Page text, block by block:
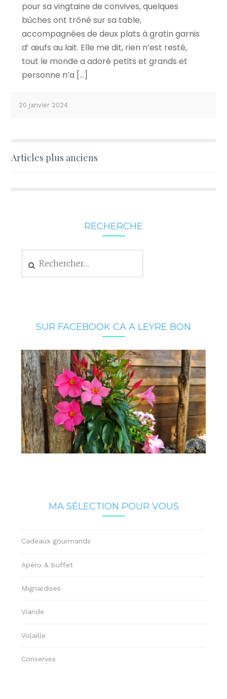
pour sa vingtaine de convives, quelques
bûches ont trôné sur sa table,
accompagnées de deux plats à gratin garnis
d’ œufs au lait. Elle me dit, rien n’est resté,
tout le monde a adoré petits et grands et
personne n’a […]
20 janvier 2024
Navigation
Articles plus anciens
RECHERCHE
SUR FACEBOOK CA A LEYRE BON
MA SÉLECTION POUR VOUS
Cadeaux gourmands
Apéro & buffet
Mignardises
Viande
Volaille
Conserves